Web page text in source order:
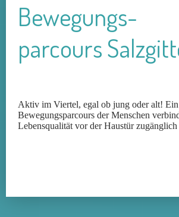
Bewegungs­
parcours
Aktiv im Viertel, egal ob jung oder alt! Ein
Bewegungsparcours der Menschen
Lebensqualität vor der Haustür zugänglich